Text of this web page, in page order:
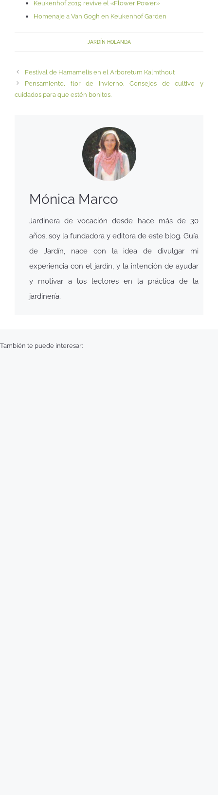
Keukenhof 2019 revive el «Flower Power»
Homenaje a Van Gogh en Keukenhof Garden
JARDÍN HOLANDA
Festival de Hamamelis en el Arboretum Kalmthout
Pensamiento, flor de invierno. Consejos de cultivo y
cuidados para que estén bonitos.
Mónica Marco
Jardinera de vocación desde hace más de 30
años, soy la fundadora y editora de este blog. Guía
de Jardín, nace con la idea de divulgar mi
experiencia con el jardín, y la intención de ayudar
y motivar a los lectores en la práctica de la
jardinería.
También te puede interesar: